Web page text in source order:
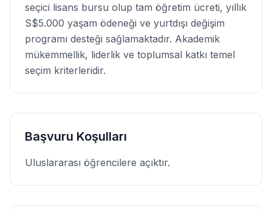
seçici lisans bursu olup tam öğretim ücreti, yıllık
S$5.000 yaşam ödeneği ve yurtdışı değişim
programı desteği sağlamaktadır. Akademik
mükemmellik, liderlik ve toplumsal katkı temel
seçim kriterleridir.
Başvuru Koşulları
Uluslararası öğrencilere açıktır.